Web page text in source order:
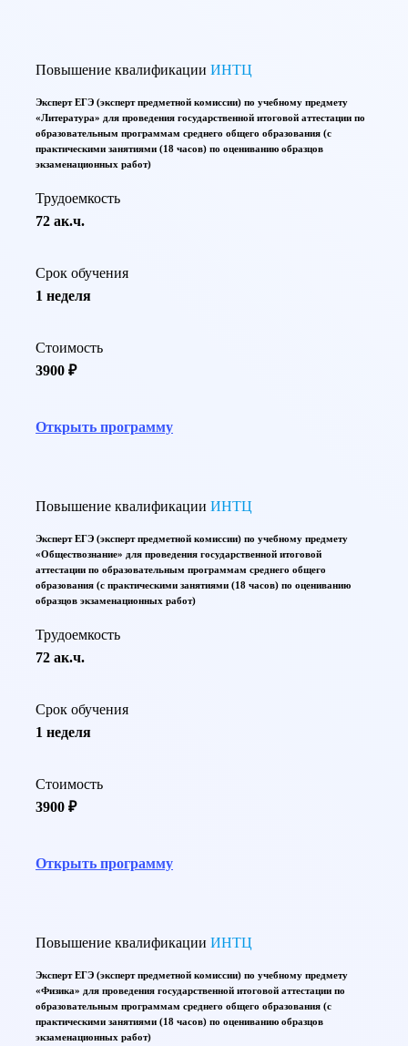
Повышение квалификации ИНТЦ
Эксперт ЕГЭ (эксперт предметной комиссии) по учебному предмету
«Литература» для проведения государственной итоговой аттестации по
образовательным программам среднего общего образования (с
практическими занятиями (18 часов) по оцениванию образцов
экзаменационных работ)
Трудоемкость
72 ак.ч.
Срок обучения
1 неделя
Стоимость
3900 ₽
Открыть программу
Повышение квалификации ИНТЦ
Эксперт ЕГЭ (эксперт предметной комиссии) по учебному предмету
«Обществознание» для проведения государственной итоговой
аттестации по образовательным программам среднего общего
образования (с практическими занятиями (18 часов) по оцениванию
образцов экзаменационных работ)
Трудоемкость
72 ак.ч.
Срок обучения
1 неделя
Стоимость
3900 ₽
Открыть программу
Повышение квалификации ИНТЦ
Эксперт ЕГЭ (эксперт предметной комиссии) по учебному предмету
«Физика» для проведения государственной итоговой аттестации по
образовательным программам среднего общего образования (с
практическими занятиями (18 часов) по оцениванию образцов
экзаменационных работ)